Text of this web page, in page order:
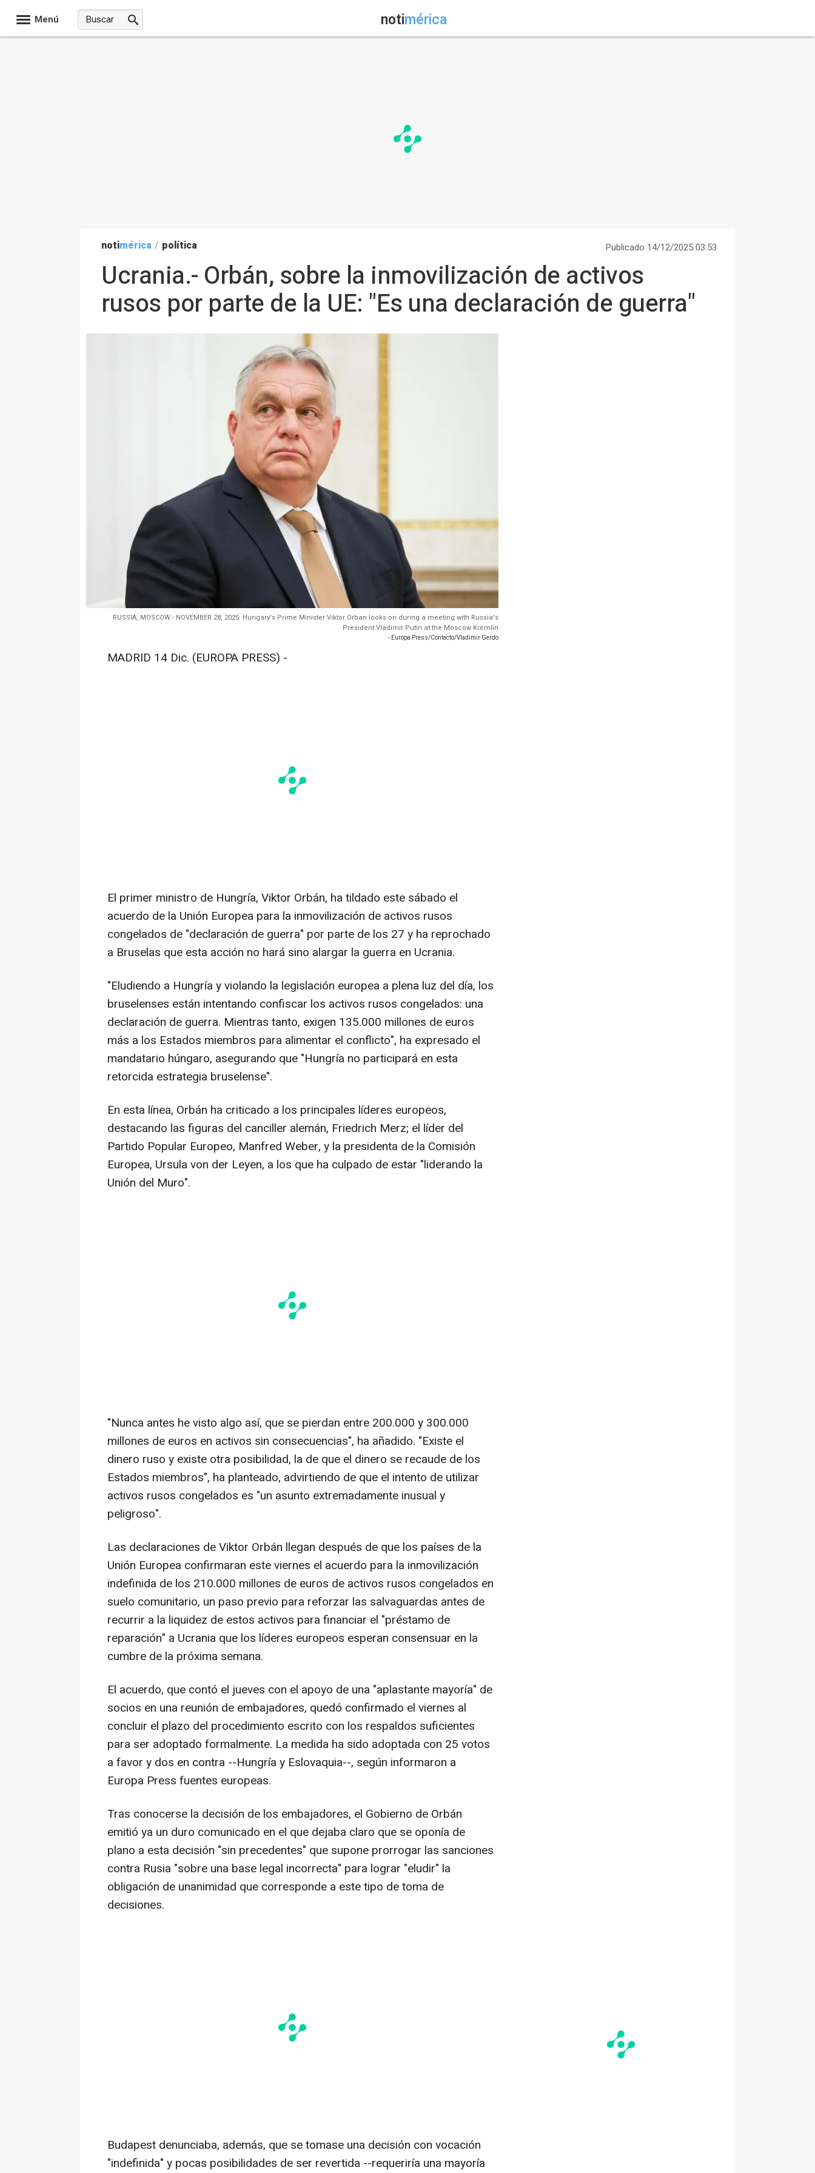
Menú notimérica
notimérica / política Publicado 14/12/2025 03:53
Ucrania.- Orbán, sobre la inmovilización de activos
rusos por parte de la UE: "Es una declaración de guerra"
RUSSIA, MOSCOW - NOVEMBER 28, 2025: Hungary's Prime Minister Viktor Orban looks on during a meeting with Russia's
President Vladimir Putin at the Moscow Kremlin
- Europa Press/Contacto/Vladimir Gerdo
MADRID 14 Dic. (EUROPA PRESS) -
El primer ministro de Hungría, Viktor Orbán, ha tildado este sábado el
acuerdo de la Unión Europea para la inmovilización de activos rusos
congelados de "declaración de guerra" por parte de los 27 y ha reprochado
a Bruselas que esta acción no hará sino alargar la guerra en Ucrania.
"Eludiendo a Hungría y violando la legislación europea a plena luz del día, los
bruselenses están intentando confiscar los activos rusos congelados: una
declaración de guerra. Mientras tanto, exigen 135.000 millones de euros
más a los Estados miembros para alimentar el conflicto", ha expresado el
mandatario húngaro, asegurando que "Hungría no participará en esta
retorcida estrategia bruselense".
En esta línea, Orbán ha criticado a los principales líderes europeos,
destacando las figuras del canciller alemán, Friedrich Merz; el líder del
Partido Popular Europeo, Manfred Weber, y la presidenta de la Comisión
Europea, Ursula von der Leyen, a los que ha culpado de estar "liderando la
Unión del Muro".
"Nunca antes he visto algo así, que se pierdan entre 200.000 y 300.000
millones de euros en activos sin consecuencias", ha añadido. "Existe el
dinero ruso y existe otra posibilidad, la de que el dinero se recaude de los
Estados miembros", ha planteado, advirtiendo de que el intento de utilizar
activos rusos congelados es "un asunto extremadamente inusual y
peligroso".
Las declaraciones de Viktor Orbán llegan después de que los países de la
Unión Europea confirmaran este viernes el acuerdo para la inmovilización
indefinida de los 210.000 millones de euros de activos rusos congelados en
suelo comunitario, un paso previo para reforzar las salvaguardas antes de
recurrir a la liquidez de estos activos para financiar el "préstamo de
reparación" a Ucrania que los líderes europeos esperan consensuar en la
cumbre de la próxima semana.
El acuerdo, que contó el jueves con el apoyo de una "aplastante mayoría" de
socios en una reunión de embajadores, quedó confirmado el viernes al
concluir el plazo del procedimiento escrito con los respaldos suficientes
para ser adoptado formalmente. La medida ha sido adoptada con 25 votos
a favor y dos en contra --Hungría y Eslovaquia--, según informaron a
Europa Press fuentes europeas.
Tras conocerse la decisión de los embajadores, el Gobierno de Orbán
emitió ya un duro comunicado en el que dejaba claro que se oponía de
plano a esta decisión "sin precedentes" que supone prorrogar las sanciones
contra Rusia "sobre una base legal incorrecta" para lograr "eludir" la
obligación de unanimidad que corresponde a este tipo de toma de
decisiones.
Budapest denunciaba, además, que se tomase una decisión con vocación
"indefinida" y pocas posibilidades de ser revertida --requeriría una mayoría